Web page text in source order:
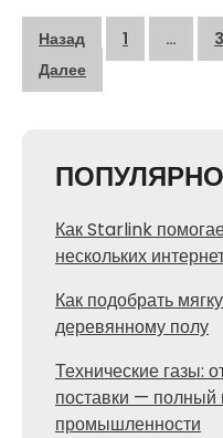
Пагинация
записей
Назад 1 … 3
Далее
Как Starlink
нескольких
Как подобрать
деревянному полу
Технические газы:
поставки — полный
промышленности